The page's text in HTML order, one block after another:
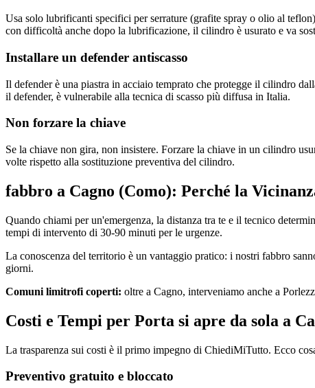
Usa solo lubrificanti specifici per serrature (grafite spray o olio al
con difficoltà anche dopo la lubrificazione, il cilindro è usurato e va
Installare un defender antiscasso
Il defender è una piastra in acciaio temprato che protegge il cilindro
il defender, è vulnerabile alla tecnica di scasso più diffusa in Italia.
Non forzare la chiave
Se la chiave non gira, non insistere. Forzare la chiave in un cilindro
volte rispetto alla sostituzione preventiva del cilindro.
fabbro a Cagno (Como): Perché la
Quando chiami per un'emergenza, la distanza tra te e il tecnico
tempi di intervento di 30-90 minuti per le urgenze.
La conoscenza del territorio è un vantaggio pratico: i nostri fabbro
giorni.
Comuni limitrofi coperti: oltre a Cagno, interveniamo anche a
Costi e Tempi per Porta si apre da sola a
La trasparenza sui costi è il primo impegno di ChiediMiTutto. Ecco
Preventivo gratuito e bloccato